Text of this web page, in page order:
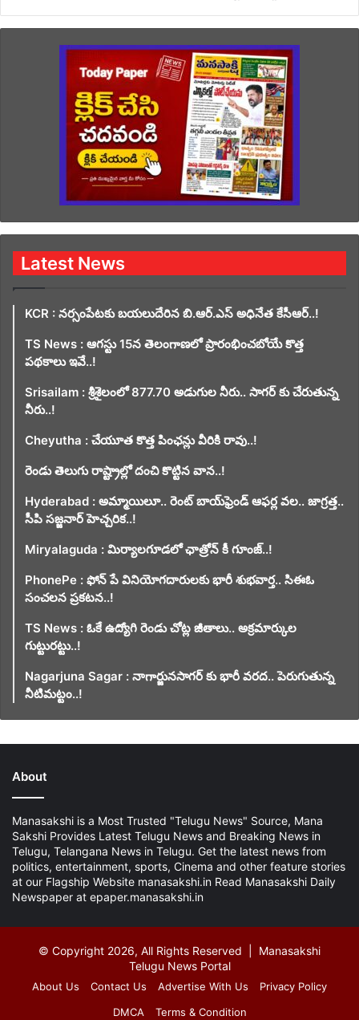
Latest News
KCR : నర్సంపేటకు బయలుదేరిన బి.ఆర్.ఎస్ అధినేత కేసీఆర్..!
TS News : ఆగస్టు 15న తెలంగాణలో ప్రారంభించబోయే కొత్త
పథకాలు ఇవే..!
Srisailam : శ్రీశైలంలో 877.70 అడుగుల నీరు.. సాగర్ కు చేరుతున్న
నీరు..!
Cheyutha : చేయూత కొత్త పింఛన్లు వీరికి రావు..!
రెండు తెలుగు రాష్ట్రాల్లో దంచి కొట్టిన వాన..!
Hyderabad : అమ్మాయిలూ.. రెంట్ బాయ్‌ఫ్రెండ్ ఆఫర్ల వల.. జాగ్రత్త..
సీపి సజ్జనార్ హెచ్చరిక..!
Miryalaguda : మిర్యాలగూడలో ఛాత్రోన్ కీ గూంజ్..!
PhonePe : ఫోన్ పే వినియోగదారులకు భారీ శుభవార్త.. సిఈఓ
సంచలన ప్రకటన..!
TS News : ఓకే ఉద్యోగి రెండు చోట్ల జీతాలు.. అక్రమార్కుల
గుట్టురట్టు..!
Nagarjuna Sagar : నాగార్జునసాగర్ కు భారీ వరద.. పెరుగుతున్న
నీటిమట్టం..!
About
Manasakshi is a Most Trusted "Telugu News" Source, Mana
Sakshi Provides Latest Telugu News and Breaking News in
Telugu, Telangana News in Telugu. Get the latest news from
politics, entertainment, sports, Cinema and other feature stories
at our Flagship Website manasakshi.in Read Manasakshi Daily
Newspaper at epaper.manasakshi.in
© Copyright 2026, All Rights Reserved | Manasakshi
Telugu News Portal
About Us Contact Us Advertise With Us
Privacy Policy
DMCA
Terms & Condition